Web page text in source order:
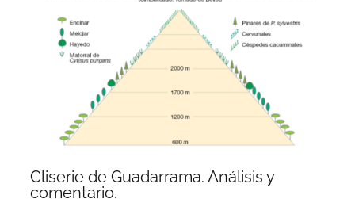
Cliserie de Guadarrama. Análisis y
comentario.